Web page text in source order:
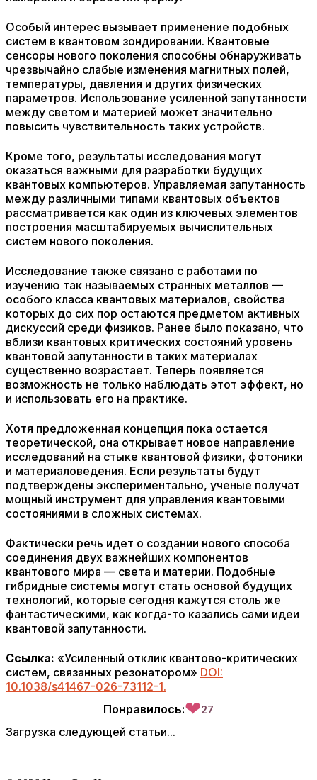
Особый интерес вызывает применение подобных
систем в квантовом зондировании. Квантовые
сенсоры нового поколения способны обнаруживать
чрезвычайно слабые изменения магнитных полей,
температуры, давления и других физических
параметров. Использование усиленной запутанности
между светом и материей может значительно
повысить чувствительность таких устройств.
Кроме того, результаты исследования могут
оказаться важными для разработки будущих
квантовых компьютеров. Управляемая запутанность
между различными типами квантовых объектов
рассматривается как один из ключевых элементов
построения масштабируемых вычислительных
систем нового поколения.
Исследование также связано с работами по
изучению так называемых странных металлов —
особого класса квантовых материалов, свойства
которых до сих пор остаются предметом активных
дискуссий среди физиков. Ранее было показано, что
вблизи квантовых критических состояний уровень
квантовой запутанности в таких материалах
существенно возрастает. Теперь появляется
возможность не только наблюдать этот эффект, но
и использовать его на практике.
Хотя предложенная концепция пока остается
теоретической, она открывает новое направление
исследований на стыке квантовой физики, фотоники
и материаловедения. Если результаты будут
подтверждены экспериментально, ученые получат
мощный инструмент для управления квантовыми
состояниями в сложных системах.
Фактически речь идет о создании нового способа
соединения двух важнейших компонентов
квантового мира — света и материи. Подобные
гибридные системы могут стать основой будущих
технологий, которые сегодня кажутся столь же
фантастическими, как когда-то казались сами идеи
квантовой запутанности.
Ссылка: «Усиленный отклик квантово-критических
систем, связанных резонатором» DOI:
10.1038/s41467-026-73112-1.
Понравилось:❤27
Загрузка следующей статьи...